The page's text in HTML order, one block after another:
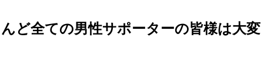
んど全ての男性サポーターの皆様は大変